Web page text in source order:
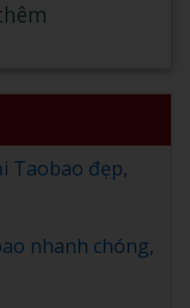
Taobao đẹp,
nhanh chóng,